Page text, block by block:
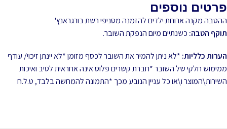
פרטים נוספים
ההטבה מקנה ארוחת ילדים להזמנה מסניפי רשת בורגראנץ'
תוקף הטבה: כשנתיים מיום הנפקת השובר.
הערות כלליות: *לא ניתן להמיר את השובר לכסף מזומן *לא יינתן זיכוי/ עודף
ממימוש חלקי של השובר *חברת קשרים פלוס אינה אחראית לטיב ואיכות
השירות\המוצר ו\או כל עניין הנובע מכך *התמונה להמחשה בלבד, ט.ל.ח